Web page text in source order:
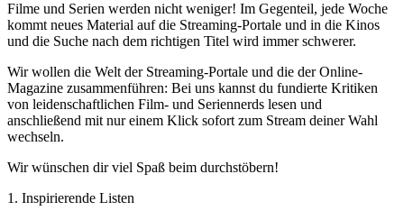
Filme und Serien werden nicht weniger! Im Gegenteil, jede Woche
kommt neues Material auf die Streaming-Portale und in die Kinos
und die Suche nach dem richtigen Titel wird immer schwerer.
Wir wollen die Welt der Streaming-Portale und die der Online-
Magazine zusammenführen: Bei uns kannst du fundierte Kritiken
von leidenschaftlichen Film- und Seriennerds lesen und
anschließend mit nur einem Klick sofort zum Stream deiner Wahl
wechseln.
Wir wünschen dir viel Spaß beim durchstöbern!
1. Inspirierende Listen